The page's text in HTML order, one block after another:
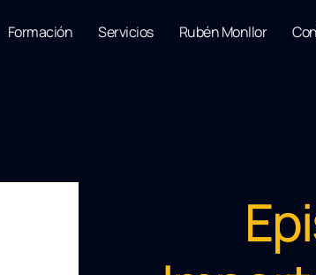
Formación Servicios Rubén Monllor